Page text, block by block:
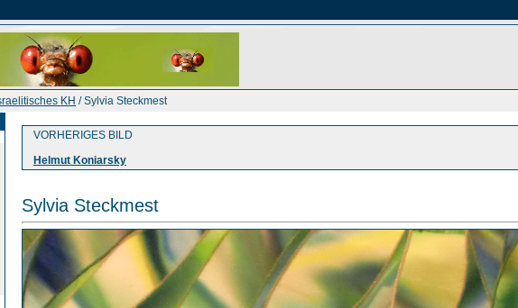
KH / Sylvia Steckmest
VORHERIGES BILD
Helmut Koniarsky
Sylvia Steckmest